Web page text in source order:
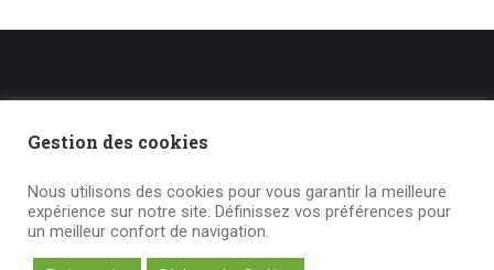
Mentions légales – Gestion des cookies
Gestion des cookies
Nous utilisons des cookies pour vous garantir la meilleure
expérience sur notre site. Définissez vos préférences pour
un meilleur confort de navigation.